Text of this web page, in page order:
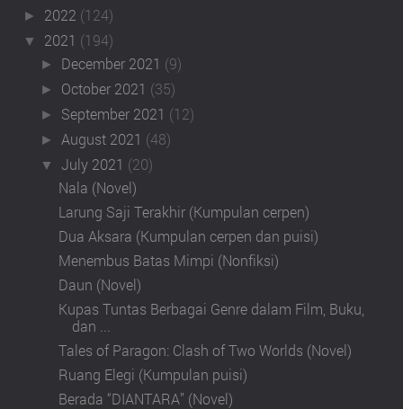
► 2022 (124)
▼ 2021 (194)
► December 2021 (9)
► October 2021 (35)
► September 2021 (12)
► August 2021 (48)
▼July 2021 (20)
Nala (Novel)
Larung Saji Terakhir (Kumpulan cerpen)
Dua Aksara (Kumpulan cerpen dan puisi)
Menembus Batas Mimpi (Nonfiksi)
Daun (Novel)
Kupas Tuntas Berbagai Genre dalam Film, Buku,
dan ...
Tales of Paragon: Clash of Two Worlds (Novel)
Ruang Elegi (Kumpulan puisi)
Berada “DIANTARA” (Novel)